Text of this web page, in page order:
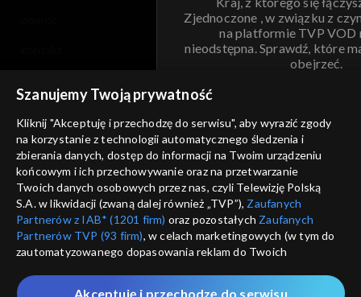
Zjednoczone , w związku z
na platformie TVP VOD
nieodstępna. Sprawdź, które
obejrzeć.
ANULUJ
informacje o dostawcy usług
Szanujemy Twoją prywatność
Kliknij "Akceptuję i przechodzę do serwisu", aby wyrazić zgody
na korzystanie z technologii automatycznego śledzenia i
zbierania danych, dostęp do informacji na Twoim urządzeniu
końcowym i ich przechowywanie oraz na przetwarzanie
Twoich danych osobowych przez nas, czyli Telewizję Polską
S.A. w likwidacji (zwaną dalej również „TVP”), Zaufanych
Partnerów z IAB* (1201 firm) oraz pozostałych Zaufanych
Partnerów TVP (93 firm), w celach marketingowych (w tym do
zautomatyzowanego dopasowania reklam do Twoich
które wskazujemy poniżej, a także zgody na udostępnianie
Akceptuję i przechodzę do serwisu